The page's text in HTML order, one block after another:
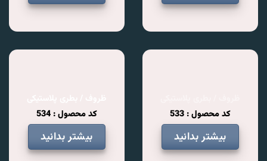
کد محصول : 533
بیشتر بدانید
کد محصول : 534
بیشتر بدانید